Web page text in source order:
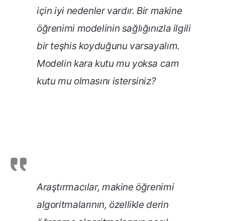
için iyi nedenler vardır. Bir makine
öğrenimi modelinin sağlığınızla ilgili
bir teşhis koyduğunu varsayalım.
Modelin kara kutu mu yoksa cam
kutu mu olmasını istersiniz?
Araştırmacılar, makine öğrenimi
algoritmalarının, özellikle derin